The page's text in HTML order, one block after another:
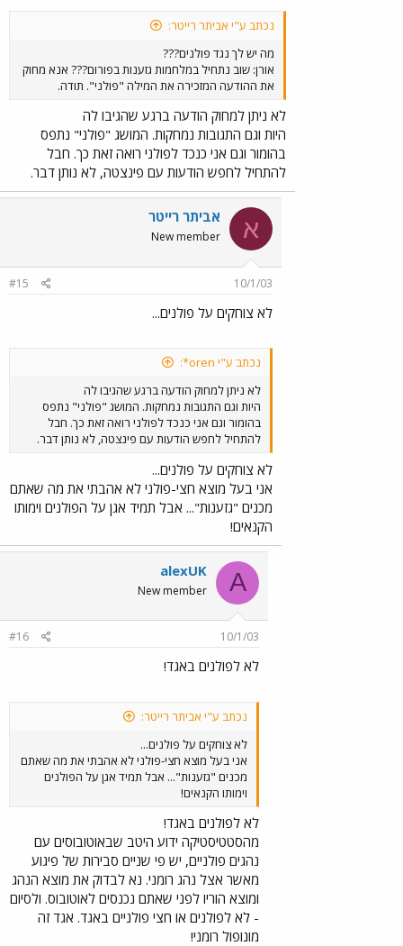
נכתב ע"י אביתר רייטר:
מה יש לך נגד פולנים???
אורן: שוב נתחיל במלחמות גזענות בפורום??? אנא מחוק
את ההודעה המזכירה את המילה "פולני". תודה.
לא ניתן למחוק הודעה ברגע שהגיבו לה
היות וגם התגובות נמחקות. המושג "פולני" נתפס
בהומור וגם אני כנכד לפולני רואה זאת כך. חבל
להתחיל לחפש הודעות עם פינצטה, לא נותן דבר.
א אביתר רייטר
New member
10/1/03
#15
לא צוחקים על פולנים...
נכתב ע"י oren*:
לא ניתן למחוק הודעה ברגע שהגיבו לה
היות וגם התגובות נמחקות. המושג "פולני" נתפס
בהומור וגם אני כנכד לפולני רואה זאת כך. חבל
להתחיל לחפש הודעות עם פינצטה, לא נותן דבר.
לא צוחקים על פולנים...
אני בעל מוצא חצי-פולני לא אהבתי את מה שאתם
מכנים "גזענות"... אבל תמיד אגן על הפולנים וימותו
הקנאים!
A
alexUK
New member
10/1/03
#16
לא לפולנים באגד!
נכתב ע"י אביתר רייטר:
לא צוחקים על פולנים...
אני בעל מוצא חצי-פולני לא אהבתי את מה שאתם
מכנים "גזענות"... אבל תמיד אגן על הפולנים
וימותו הקנאים!
לא לפולנים באגד!
מהסטטיסטיקה ידוע היטב שבאוטובוסים עם
נהגים פולניים, יש פי שניים סבירות של פיגוע
מאשר אצל נהג רומני. נא לבדוק את מוצא הנהג
ומוצא הוריו לפני שאתם נכנסים לאוטובוס. ולסיום
- לא לפולנים או חצי פולניים באגד. אגד זה
מונופול רומני!